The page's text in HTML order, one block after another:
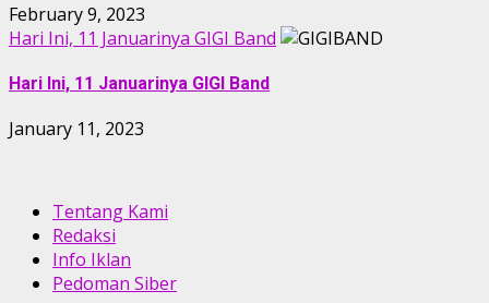
February 9, 2023
Hari Ini, 11 Januarinya GIGI Band
Hari Ini, 11 Januarinya GIGI Band
January 11, 2023
Tentang Kami
Redaksi
Info Iklan
Pedoman Siber